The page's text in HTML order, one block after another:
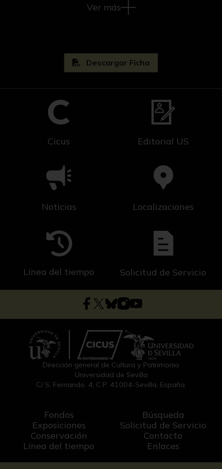
Ver más
Descargar Ficha
Cicus Editorial US
Noticias Localizaciones
Línea del tiempo Solicitud de Servicio
Dirección general de Cultura y Patrimonio
Universidad de Sevilla
C/ S. Fernando, 4, C.P. 41004-Sevilla, España.
Fondos
Exposiciones
Conservación
Línea del tiempo
Búsqueda
Solicitud de Servicio
Contacto
Enlaces